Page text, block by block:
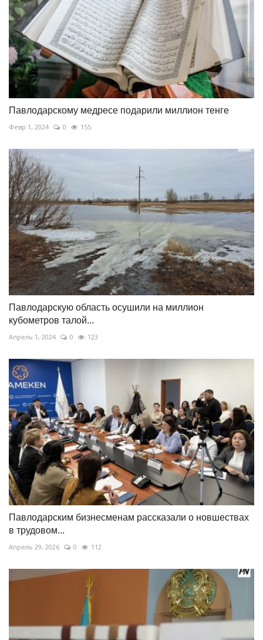
Павлодарскому медресе подарили миллион тенге
Февр 1, 2024 0 155
Павлодарскую область осушили на миллион
кубометров талой...
Апрель 1, 2024 0 123
Павлодарским бизнесменам рассказали о новшествах
в трудовом...
Апрель 29, 2026 0 112